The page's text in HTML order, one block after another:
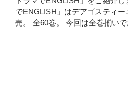
でENGLISH」はデアゴスティ
売。 全60巻。 今回は全巻揃い